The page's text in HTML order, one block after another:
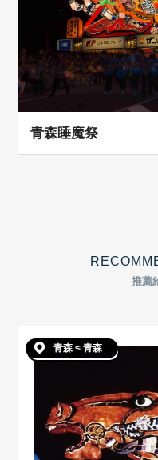
青森睡魔祭
推薦
青森 < 青森